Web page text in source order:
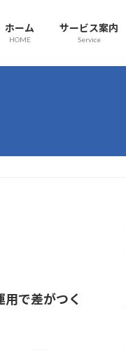
ホーム
HOME
サービス案内
Service
で差がつく